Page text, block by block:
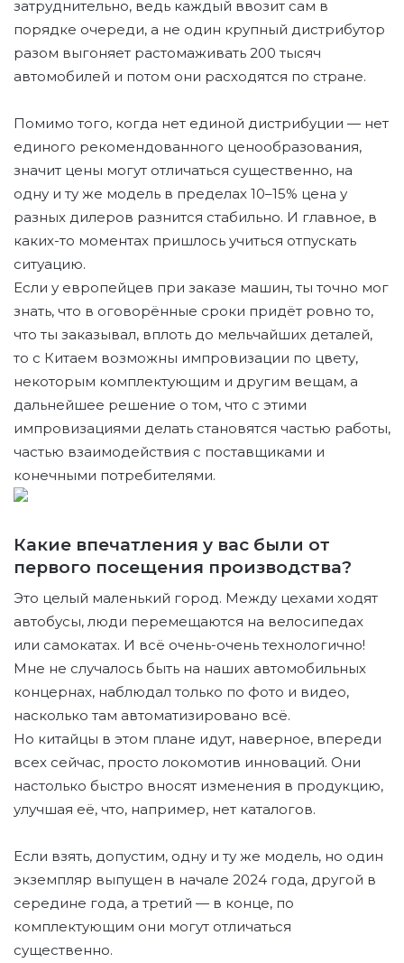
затруднительно, ведь каждый ввозит сам в
порядке очереди, а не один крупный дистрибутор
разом выгоняет растомаживать 200 тысяч
автомобилей и потом они расходятся по стране.
Помимо того, когда нет единой дистрибуции — нет
единого рекомендованного ценообразования,
значит цены могут отличаться существенно, на
одну и ту же модель в пределах 10–15% цена у
разных дилеров разнится стабильно. И главное, в
каких-то моментах пришлось учиться отпускать
ситуацию.
Если у европейцев при заказе машин, ты точно мог
знать, что в оговорённые сроки придёт ровно то,
что ты заказывал, вплоть до мельчайших деталей,
то с Китаем возможны импровизации по цвету,
некоторым комплектующим и другим вещам, а
дальнейшее решение о том, что с этими
импровизациями делать становятся частью работы,
частью взаимодействия с поставщиками и
конечными потребителями.
Какие впечатления у вас были от
первого посещения производства?
Это целый маленький город. Между цехами ходят
автобусы, люди перемещаются на велосипедах
или самокатах. И всё очень-очень технологично!
Мне не случалось быть на наших автомобильных
концернах, наблюдал только по фото и видео,
насколько там автоматизировано всё.
Но китайцы в этом плане идут, наверное, впереди
всех сейчас, просто локомотив инноваций. Они
настолько быстро вносят изменения в продукцию,
улучшая её, что, например, нет каталогов.
Если взять, допустим, одну и ту же модель, но один
экземпляр выпущен в начале 2024 года, другой в
середине года, а третий — в конце, по
комплектующим они могут отличаться
существенно.